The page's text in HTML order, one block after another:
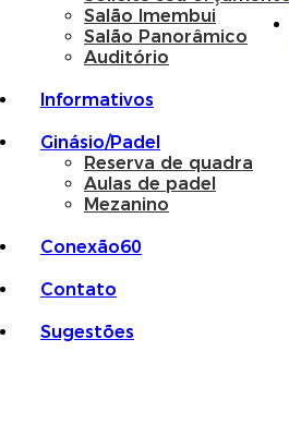
Salão Imembui
Salão Panorâmico
Auditório
Informativos
Ginásio/Padel
Reserva de quadra
Aulas de padel
Mezanino
Conexão60
Contato
Sugestões